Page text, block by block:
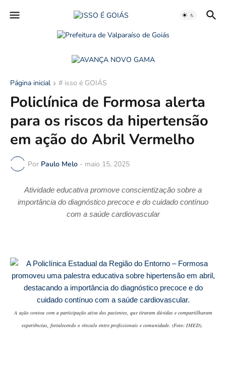
Página inicial # isso é GOIÁS
Policlínica de Formosa alerta
para os riscos da hipertensão
em ação do Abril Vermelho
Por Paulo Melo - maio 15, 2025
Atividade educativa promove conscientização sobre a
importância do diagnóstico precoce e do cuidado contínuo
com a saúde cardiovascular
A ação contou com a participação ativa dos pacientes, que tiraram dúvidas e compartilharam
experiências, fortalecendo o vínculo entre profissionais e comunidade. (Foto: IMED).